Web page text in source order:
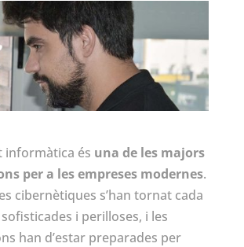
informàtica és una de les majors
per a les empreses modernes.
cibernètiques s’han tornat cada
i perilloses, i les
han d’estar preparades per